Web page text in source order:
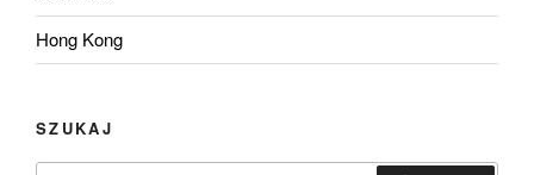
Hong Kong
SZUKAJ